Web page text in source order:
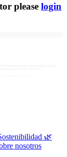
please login
🌿
nosotros